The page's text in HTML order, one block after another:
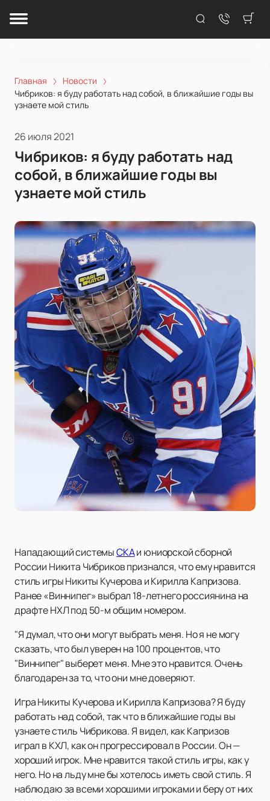
Главная
Новости
Чибриков: я буду работать над собой, в ближайшие годы вы
узнаете мой стиль
26 июля 2021
Чибриков: я буду работать над
собой, в ближайшие годы вы
узнаете мой стиль
Нападающий системыСКАи юниорской сборной
России Никита Чибриков признался, что ему нравится
стиль игры Никиты Кучерова и Кирилла Капризова.
Ранее «Виннипег» выбрал 18-летнего россиянина на
драфте НХЛ под 50-м общим номером.
"Я думал, что они могут выбрать меня. Но я не могу
сказать, что был уверен на 100 процентов, что
"Виннипег" выберет меня. Мне это нравится. Очень
благодарен за то, что они мне доверяют.
Игра Никиты Кучерова и Кирилла Капризова? Я буду
работать над собой, так что в ближайшие годы вы
узнаете стиль Чибрикова. Я видел, как Капризов
играл в КХЛ, как он прогрессировал в России. Он —
хороший игрок. Мне нравится такой стиль игры, как у
него. Но на льду мне бы хотелось иметь свой стиль. Я
наблюдаю за всеми хорошими игроками и беру от них